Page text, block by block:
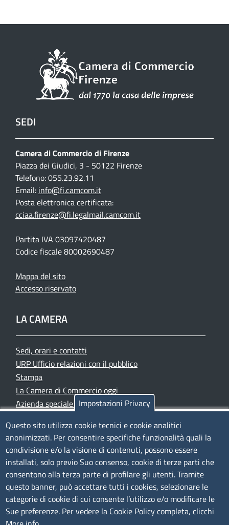
SEDI
Camera di Commercio di Firenze
Piazza dei Giudici, 3 - 50122 Firenze
Telefono: 055.23.92.11
Email: info@fi.camcom.it
Posta elettronica certificata:
cciaa.firenze@fi.legalmail.camcom.it
Partita IVA 03097420487
Codice fiscale 80002690487
Mappa del sito
Accesso riservato
LA CAMERA
Sedi, orari e contatti
URP Ufficio relazioni con il pubblico
Stampa
La Camera di Commercio oggi
Azienda speciale PromoFirenze
TRASPARENZA
Albo Online
Amministrazione trasparente
Bandi e concorsi
Segnalazioni Whistleblowing
Impostazioni Privacy
Questo sito utilizza cookie tecnici e cookie analitici
anonimizzati. Per consentire specifiche funzionalità quali la
condivisione e/o la visione di contenuti, possono essere
installati, solo previo Suo consenso, cookie di terze parti che
consentono alla terza parte di profilare gli utenti. Tramite
questo banner, può accettare tutti i cookies, selezionare le
categorie di cookie di cui consente l’utilizzo e/o modificare le
Sue preferenze. Per vedere la Cookie Policy completa, clicchi